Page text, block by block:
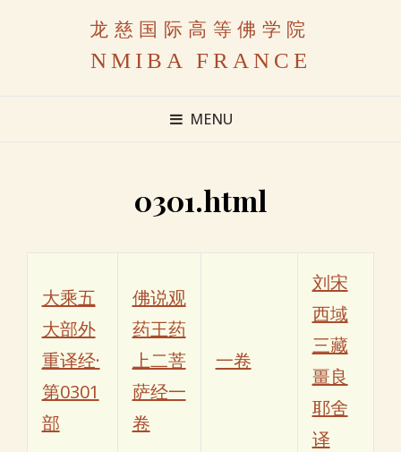
龙慈国际高等佛学院
NMIBA FRANCE
MENU
0301.html
大乘五
大部外
重译经·
第0301
部
佛说观
药王药
上二菩
萨经一
卷
一卷
刘宋
西域
三藏
畺良
耶舍
译